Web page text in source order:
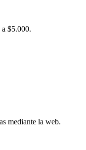
$5.000.
mediante la web.